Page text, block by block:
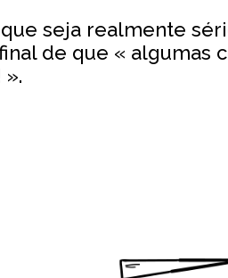
que seja realmente
de que « algumas